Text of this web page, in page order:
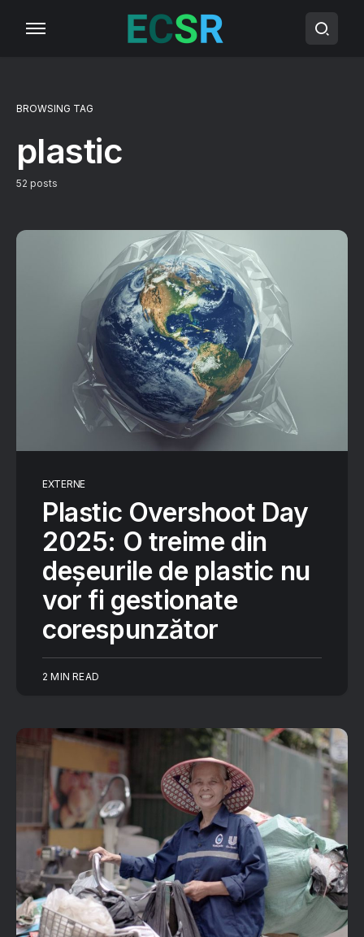
BROWSING TAG
plastic
52 posts
EXTERNE
Plastic Overshoot Day
2025: O treime din
deșeurile de plastic nu
vor fi gestionate
corespunzător
2 MIN READ